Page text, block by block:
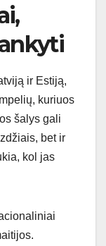
ir Estiją,
kuriuos
šalys gali
bet ir
kol jas